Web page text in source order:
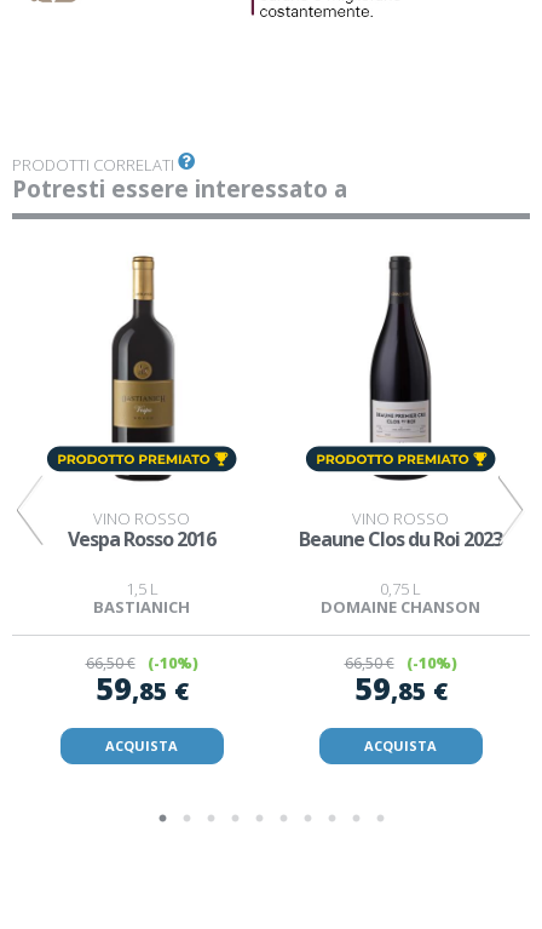
PRODOTTI CORRELATI
Potresti essere interessato a
VINO ROSSO
Vespa Rosso 2016
1,5 L
BASTIANICH
66,50 € (-10%)
59,85 €
ACQUISTA
VINO ROSSO
Beaune Clos du Roi 2023
0,75 L
DOMAINE CHANSON
66,50 € (-10%)
59,85 €
ACQUISTA